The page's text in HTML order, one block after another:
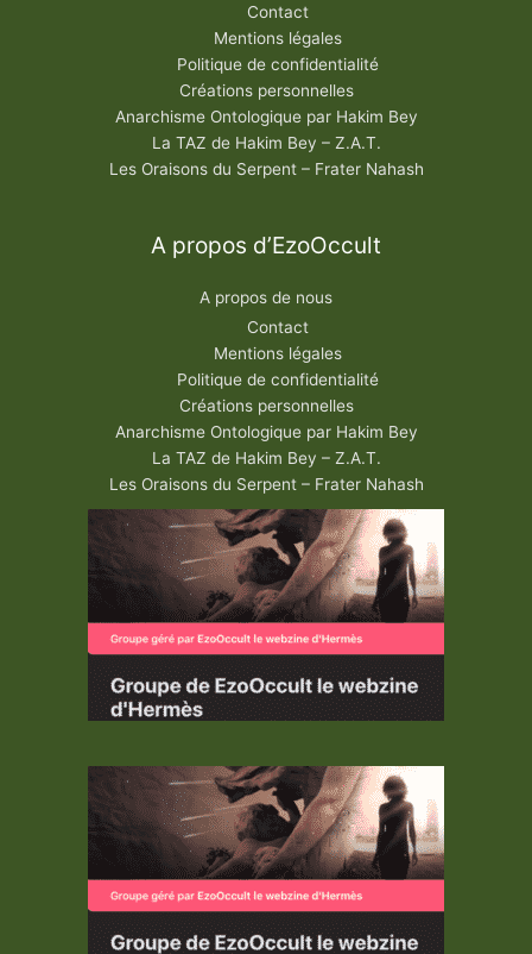
Contact
Mentions légales
Politique de confidentialité
Créations personnelles
Anarchisme Ontologique par Hakim Bey
La TAZ de Hakim Bey – Z.A.T.
Les Oraisons du Serpent – Frater Nahash
A propos d’EzoOccult
A propos de nous
Contact
Mentions légales
Politique de confidentialité
Créations personnelles
Anarchisme Ontologique par Hakim Bey
La TAZ de Hakim Bey – Z.A.T.
Les Oraisons du Serpent – Frater Nahash